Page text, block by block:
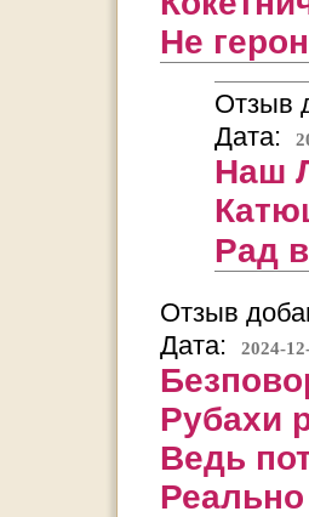
Не
Отзыв
Дата:
Наш
Рад
Отзыв
Дата:
2024-
Рубахи
Ведь